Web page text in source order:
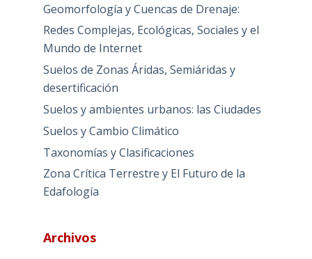
Geomorfología y Cuencas de Drenaje:
Redes Complejas, Ecológicas, Sociales y el
Mundo de Internet
Suelos de Zonas Áridas, Semiáridas y
desertificación
Suelos y ambientes urbanos: las Ciudades
Suelos y Cambio Climático
Taxonomías y Clasificaciones
Zona Crítica Terrestre y El Futuro de la
Edafología
Archivos